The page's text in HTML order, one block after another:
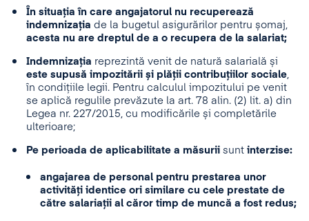
În situația în care angajatorul nu recuperează
indemnizația de la bugetul asigurărilor pentru șomaj,
acesta nu are dreptul de a o recupera de la salariat;
Indemnizația reprezintă venit de natură salarială și
este supusă impozitării și plății contribuțiilor sociale,
în condițiile legii. Pentru calculul impozitului pe venit
se aplică regulile prevăzute la art. 78 alin. (2) lit. a) din
Legea nr. 227/2015, cu modificările și completările
ulterioare;
Pe perioada de aplicabilitate a măsurii sunt interzise:
angajarea de personal pentru prestarea unor
activități identice ori similare cu cele prestate de
către salariații al căror timp de muncă a fost redus;